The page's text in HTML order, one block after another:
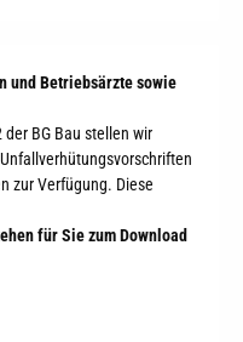
und Betriebsärzte sowie
der BG Bau stellen wir
zur Verfügung. Diese
für Sie zum Download